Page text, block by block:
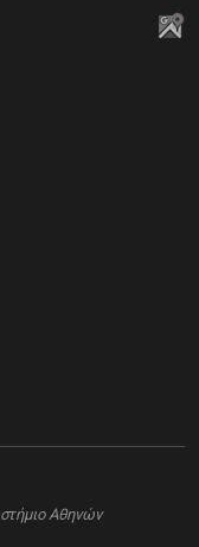
Αθηνών